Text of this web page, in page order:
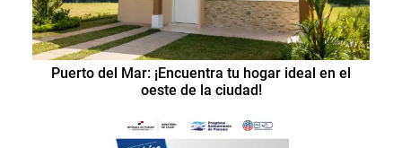
Puerto del Mar: ¡Encuentra tu hogar ideal en el
oeste de la ciudad!